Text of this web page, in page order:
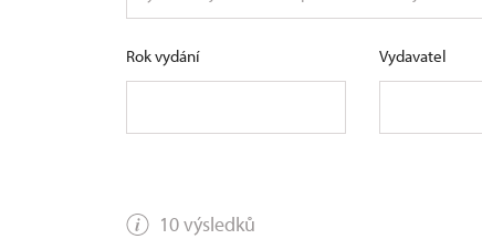
Rok vydání Vydavatel
10 výsledků